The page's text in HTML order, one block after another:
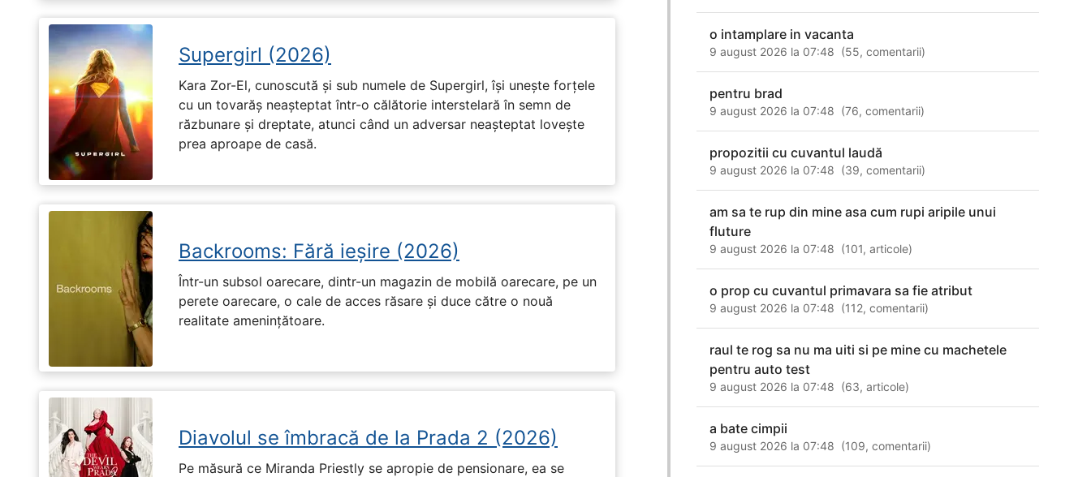
Supergirl (2026)
Kara Zor-El, cunoscută și sub numele de Supergirl, își unește forțele
cu un tovarăș neașteptat într-o călătorie interstelară în semn de
răzbunare și dreptate, atunci când un adversar neașteptat lovește
prea aproape de casă.
Backrooms: Fără ieșire (2026)
Într-un subsol oarecare, dintr-un magazin de mobilă oarecare, pe un
perete oarecare, o cale de acces răsare și duce către o nouă
realitate amenințătoare.
Diavolul se îmbracă de la Prada 2 (2026)
Pe măsură ce Miranda Priestly se apropie de pensionare, ea se
o intamplare in vacanta
9 august 2026 la 07:48 (55,comentarii)
pentru brad
9 august 2026 la 07:48 (76,comentarii)
propozitii cu cuvantul laudă
9 august 2026 la 07:48 (39,comentarii)
am sa te rup din mine asa cum rupi aripile unui
fluture
9 august 2026 la 07:48 (101,articole)
o prop cu cuvantul primavara sa fie atribut
9 august 2026 la 07:48 (112,comentarii)
raul te rog sa nu ma uiti si pe mine cu machetele
pentru auto test
9 august 2026 la 07:48 (63,articole)
a bate cimpii
9 august 2026 la 07:48 (109,comentarii)